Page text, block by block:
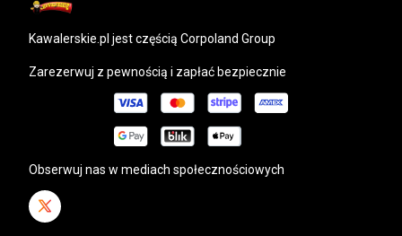
kawalerskie.pl jest częścią Corpoland Group
Zarezerwuj z pewnością i zapłać bezpiecznie
Obserwuj nas w mediach społecznościowych